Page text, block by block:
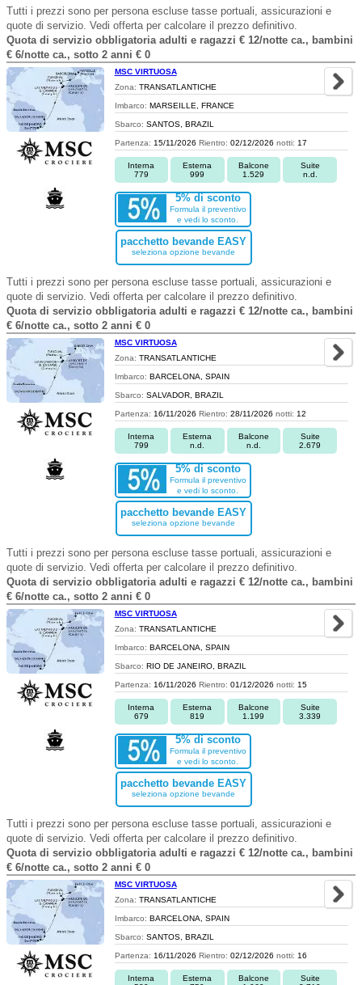
Tutti i prezzi sono per persona escluse tasse portuali, assicurazioni e
quote di servizio. Vedi offerta per calcolare il prezzo definitivo.
Quota di servizio obbligatoria adulti e ragazzi € 12/notte ca., bambini
€ 6/notte ca., sotto 2 anni € 0
MSC VIRTUOSA
Zona: TRANSATLANTICHE
Imbarco: MARSEILLE, FRANCE
Sbarco: SANTOS, BRAZIL
Partenza: 15/11/2026 Rientro: 02/12/2026 notti: 17
Interna
779
Esterna
999
Balcone
1.529
Suite
n.d.
5% di sconto
Formula il preventivo
e vedi lo sconto.
pacchetto bevande EASY
seleziona opzione bevande
Tutti i prezzi sono per persona escluse tasse portuali, assicurazioni e
quote di servizio. Vedi offerta per calcolare il prezzo definitivo.
Quota di servizio obbligatoria adulti e ragazzi € 12/notte ca., bambini
€ 6/notte ca., sotto 2 anni € 0
MSC VIRTUOSA
Zona: TRANSATLANTICHE
Imbarco: BARCELONA, SPAIN
Sbarco: SALVADOR, BRAZIL
Partenza: 16/11/2026 Rientro: 28/11/2026 notti: 12
Interna
799
Esterna
n.d.
Balcone
n.d.
Suite
2.679
5% di sconto
Formula il preventivo
e vedi lo sconto.
pacchetto bevande EASY
seleziona opzione bevande
Tutti i prezzi sono per persona escluse tasse portuali, assicurazioni e
quote di servizio. Vedi offerta per calcolare il prezzo definitivo.
Quota di servizio obbligatoria adulti e ragazzi € 12/notte ca., bambini
€ 6/notte ca., sotto 2 anni € 0
MSC VIRTUOSA
Zona: TRANSATLANTICHE
Imbarco: BARCELONA, SPAIN
Sbarco: RIO DE JANEIRO, BRAZIL
Partenza: 16/11/2026 Rientro: 01/12/2026 notti: 15
Interna
679
Esterna
819
Balcone
1.199
Suite
3.339
5% di sconto
Formula il preventivo
e vedi lo sconto.
pacchetto bevande EASY
seleziona opzione bevande
Tutti i prezzi sono per persona escluse tasse portuali, assicurazioni e
quote di servizio. Vedi offerta per calcolare il prezzo definitivo.
Quota di servizio obbligatoria adulti e ragazzi € 12/notte ca., bambini
€ 6/notte ca., sotto 2 anni € 0
MSC VIRTUOSA
Zona: TRANSATLANTICHE
Imbarco: BARCELONA, SPAIN
Sbarco: SANTOS, BRAZIL
Partenza: 16/11/2026 Rientro: 02/12/2026 notti: 16
Interna
Esterna
Balcone
Suite